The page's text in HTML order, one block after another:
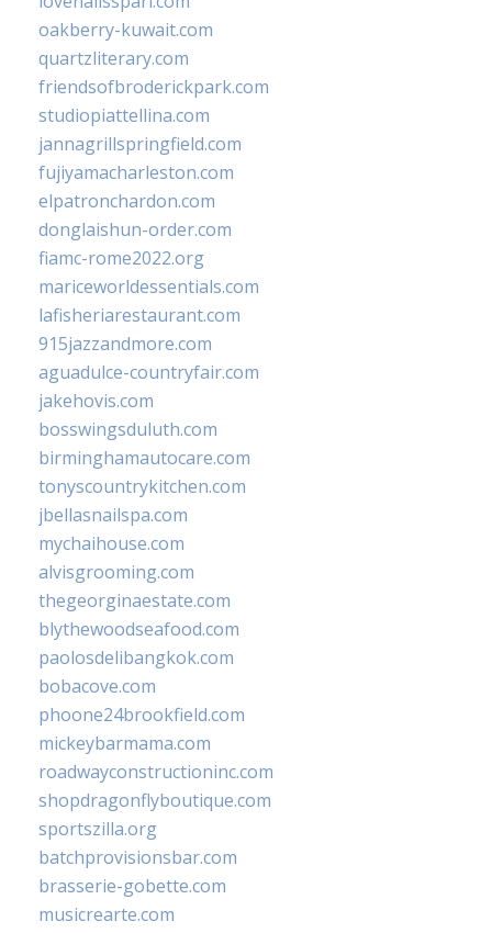
oakberry-kuwait.com
quartzliterary.com
friendsofbroderickpark.com
studiopiattellina.com
jannagrillspringfield.com
fujiyamacharleston.com
elpatronchardon.com
donglaishun-order.com
fiamc-rome2022.org
mariceworldessentials.com
lafisheriarestaurant.com
915jazzandmore.com
aguadulce-countryfair.com
jakehovis.com
bosswingsduluth.com
birminghamautocare.com
tonyscountrykitchen.com
jbellasnailspa.com
mychaihouse.com
alvisgrooming.com
thegeorginaestate.com
blythewoodseafood.com
paolosdelibangkok.com
bobacove.com
phoone24brookfield.com
mickeybarmama.com
roadwayconstructioninc.com
shopdragonflyboutique.com
sportszilla.org
batchprovisionsbar.com
brasserie-gobette.com
musicrearte.com